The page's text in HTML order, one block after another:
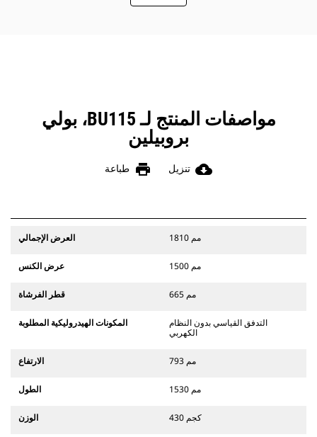
مواصفات المنتج لـ BU115، بولي
بروبيلين
cloud_download تنزيل print طباعة
العرض الإجمالي 1810 مم
عرض الكنس 1500 مم
قطر الفرشاة 665 مم
المكونات الهيدروليكية المطلوبة
التدفق القياسي بدون النظام
الكهربي
الارتفاع 793 مم
الطول 1530 مم
الوزن 430 كجم